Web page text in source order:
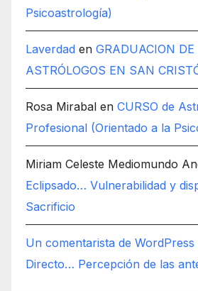
Psicoastrología)
Laverdad en GRADUACION DE
ASTRÓLOGOS EN SAN
Rosa Mirabal en CURSO de
Profesional (Orientado a la
Miriam Celeste Mediomundo
Eclipsado… Vulnerabilidad y
Sacrificio
Un comentarista de WordPress
Directo… Percepción de las